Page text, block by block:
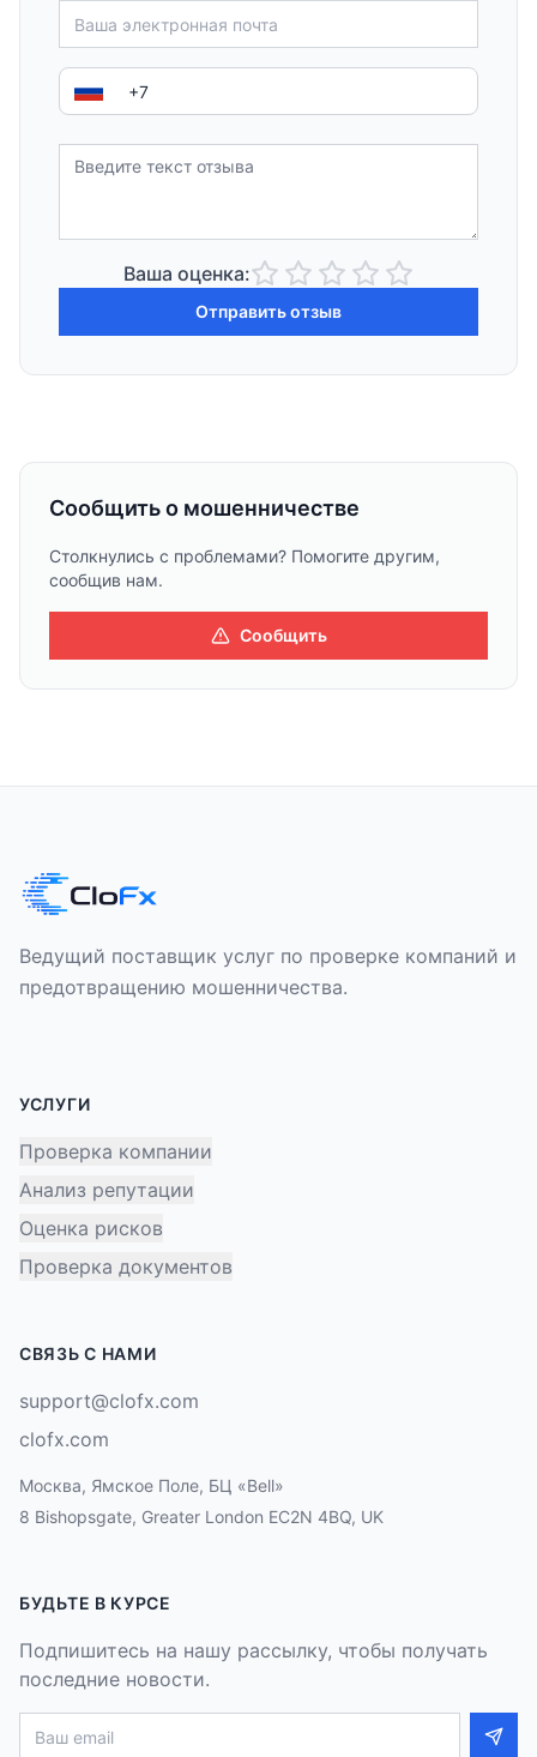
Ваша оценка:
Отправить отзыв
Сообщить о мошенничестве
Столкнулись с проблемами? Помогите другим,
сообщив нам.
Сообщить
Ведущий поставщик услуг по проверке компаний и
предотвращению мошенничества.
УСЛУГИ
Проверка компании
Анализ репутации
Оценка рисков
Проверка документов
СВЯЗЬ С НАМИ
support@clofx.com
clofx.com
Москва, Ямское Поле, БЦ «Bell»
8 Bishopsgate, Greater London EC2N 4BQ, UK
БУДЬТЕ В КУРСЕ
Подпишитесь на нашу рассылку, чтобы получать
последние новости.